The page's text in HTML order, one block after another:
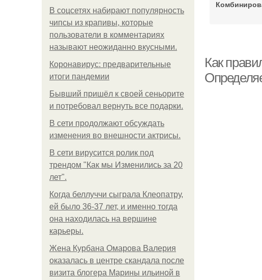
В соцсетях набирают популярность
чипсы из крапивы, которые
пользователи в комментариях
называют неожиданно вкусными.
Коронавирус: предварительные
итоги пандемии
Бывший пришёл к своей сеньорите
и потребовал вернуть все подарки.
В сети продолжают обсуждать
изменения во внешности актрисы.
В сети вирусится ролик под
трендом "Как мы Изменились за 20
лет".
Когда беллуччи сыграла Клеопатру,
ей было 36-37 лет, и именно тогда
она находилась на вершине
карьеры.
Жена Курбана Омарова Валерия
оказалась в центре скандала после
визита блогера Марины ильиной в
Как